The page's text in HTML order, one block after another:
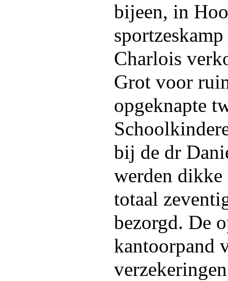
bijeen, in
Charlois
Grot voor
opgeknapte
bij de dr
werden
totaal
bezorgd. De
kantoorpand